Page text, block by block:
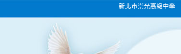
新北市崇光高級中學